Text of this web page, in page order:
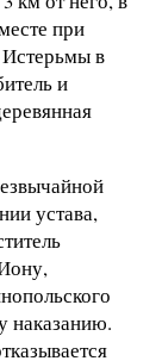
при
в
и
устава,
наказанию.